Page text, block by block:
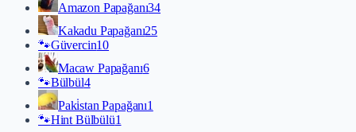
Amazon Papağanı34
Kakadu Papağanı25
🐾Güvercin10
Macaw Papağanı6
🐾Bülbül4
Paki̇stan Papağanı1
🐾Hint Bülbülü1